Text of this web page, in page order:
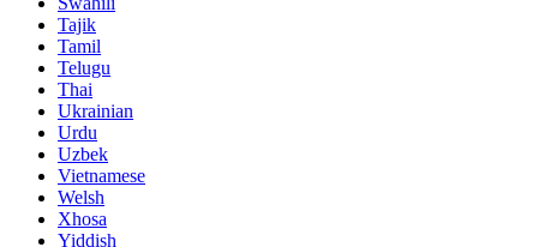
Tajik
Tamil
Telugu
Thai
Ukrainian
Urdu
Uzbek
Vietnamese
Welsh
Xhosa
Yiddish